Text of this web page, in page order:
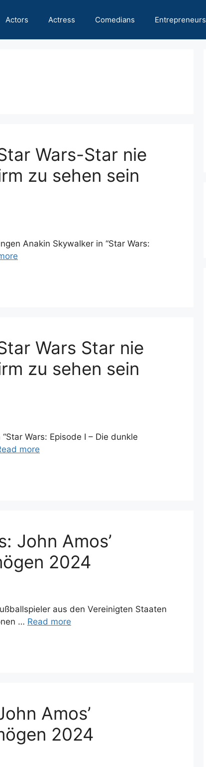
Actors Actress Comedians Entrepreneurs
Wars-Star nie
zu sehen sein
Anakin Skywalker in “Star Wars:
Wars Star nie
zu sehen sein
Wars: Episode I – Die dunkle
more
John Amos’
2024
aus den Vereinigten Staaten
… Read more
Amos’
2024